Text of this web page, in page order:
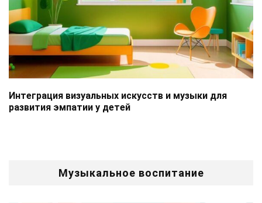
Интеграция визуальных искусств и музыки для
развития эмпатии у детей
Музыкальное воспитание